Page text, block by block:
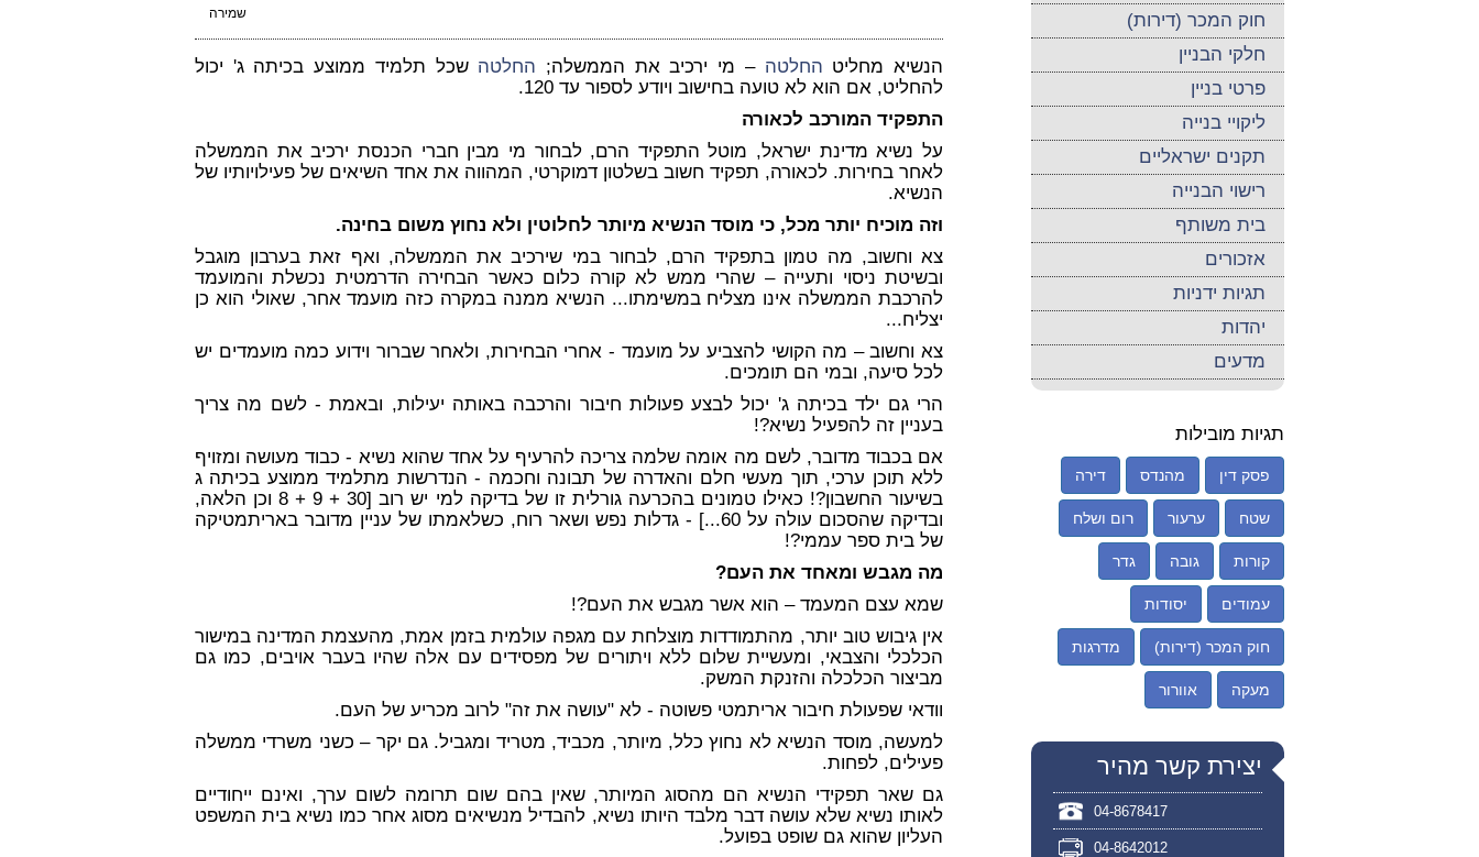
שמירה
הנשיא מחליט החלטה – מי ירכיב את הממשלה; החלטה שכל תלמיד ממוצע בכיתה ג' יכול
להחליט, אם הוא לא טועה בחישוב ויודע לספור עד 120.
התפקיד המורכב לכאורה
על נשיא מדינת ישראל, מוטל התפקיד הרם, לבחור מי מבין חברי הכנסת ירכיב את הממשלה
לאחר בחירות. לכאורה, תפקיד חשוב בשלטון דמוקרטי, המהווה את אחד השיאים של פעילויותיו של
הנשיא.
וזה מוכיח יותר מכל, כי מוסד הנשיא מיותר לחלוטין ולא נחוץ משום בחינה.
צא וחשוב, מה טמון בתפקיד הרם, לבחור במי שירכיב את הממשלה, ואף זאת בערבון מוגבל
ובשיטת ניסוי ותעייה – שהרי ממש לא קורה כלום כאשר הבחירה הדרמטית נכשלת והמועמד
להרכבת הממשלה אינו מצליח במשימתו... הנשיא ממנה במקרה כזה מועמד אחר, שאולי הוא כן
יצליח...
צא וחשוב – מה הקושי להצביע על מועמד - אחרי הבחירות, ולאחר שברור וידוע כמה מועמדים יש
לכל סיעה, ובמי הם תומכים.
הרי גם ילד בכיתה ג' יכול לבצע פעולות חיבור והרכבה באותה יעילות, ובאמת - לשם מה צריך
בעניין זה להפעיל נשיא?!
אם בכבוד מדובר, לשם מה אומה שלמה צריכה להרעיף על אחד שהוא נשיא - כבוד מעושה ומזויף
ללא תוכן ערכי, תוך מעשי חלם והאדרה של תבונה וחכמה - הנדרשות מתלמיד ממוצע בכיתה ג
בשיעור החשבון?! כאילו טמונים בהכרעה גורלית זו של בדיקה למי יש רוב [30 + 9 + 8 וכן הלאה,
ובדיקה שהסכום עולה על 60...] - גדלות נפש ושאר רוח, כשלאמתו של עניין מדובר באריתמטיקה
של בית ספר עממי?!
מה מגבש ומאחד את העם?
שמא עצם המעמד – הוא אשר מגבש את העם?!
אין גיבוש טוב יותר, מהתמודדות מוצלחת עם מגפה עולמית בזמן אמת, מהעצמת המדינה במישור
הכלכלי והצבאי, ומעשיית שלום ללא ויתורים של מפסידים עם אלה שהיו בעבר אויבים, כמו גם
מביצור הכלכלה והזנקת המשק.
וודאי שפעולת חיבור אריתמטי פשוטה - לא "עושה את זה" לרוב מכריע של העם.
למעשה, מוסד הנשיא לא נחוץ כלל, מיותר, מכביד, מטריד ומגביל. גם יקר – כשני משרדי ממשלה
פעילים, לפחות.
גם שאר תפקידי הנשיא הם מהסוג המיותר, שאין בהם שום תרומה לשום ערך, ואינם ייחודיים
לאותו נשיא שלא עושה דבר מלבד היותו נשיא, להבדיל מנשיאים מסוג אחר כמו נשיא בית המשפט
העליון שהוא גם שופט בפועל.
חוק המכר (דירות)
חלקי הבניין
פרטי בניין
ליקויי בנייה
תקנים ישראליים
רישוי הבנייה
בית משותף
אזכורים
תגיות ידניות
יהדות
מדעים
תגיות מובילות
פסק דין מהנדס דירה
שטח ערעור רום ושלח
קורות גובה גדר
עמודים יסודות
חוק המכר (דירות) מדרגות
מעקה אוורור
יצירת קשר מהיר
04-8678417
04-8642012